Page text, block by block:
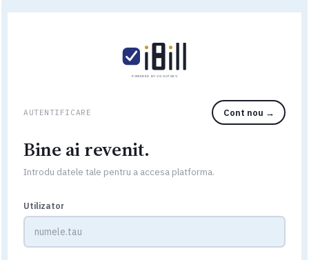
POWERED BY VG OUTDEV
AUTENTIFICARE Cont nou →
Bine ai revenit.
Introdu datele tale pentru a accesa platforma.
Utilizator